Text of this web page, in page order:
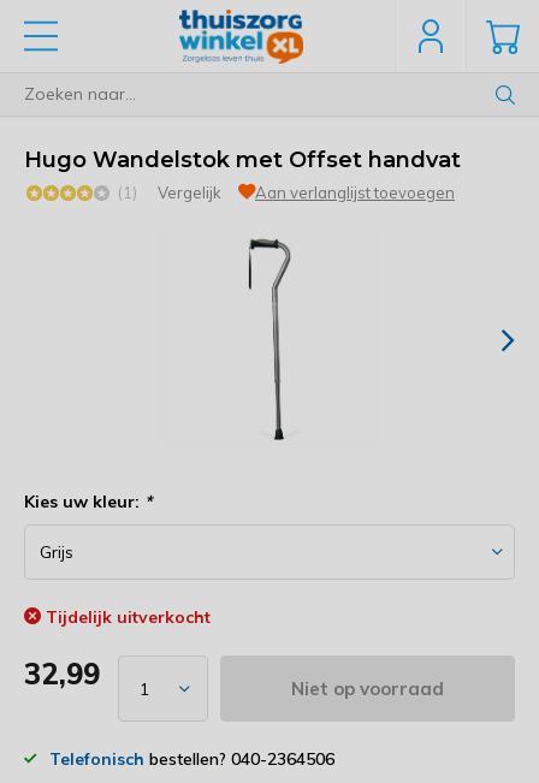
Hugo Wandelstok met Offset handvat
(1) Vergelijk Aan verlanglijst toevoegen
Kies uw kleur: *
Tijdelijk uitverkocht
32,99 Niet op voorraad
Telefonisch bestellen? 040-2364506